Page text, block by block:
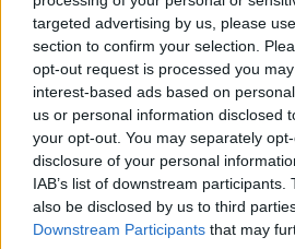
targeted advertising by us, please
section to confirm your selection.
opt-out request is processed you
interest-based ads based on
us or personal information disclosed
your opt-out. You may separately
disclosure of your personal
IAB’s list of downstream
also be disclosed by us to third
Downstream Participants that may
άντρες προσπαθούν να πληρώσουν
Προσφέρομαι να πληρώσω τα μισά,
απογοητεύομαι γιατί βγάζω μόνη μου
κάνω ό,τι θέλω, αυτός συνεχίζει να
πως με πατρονάρει. Συνήθως είναι και
Το να πληρώσεις και για το ραντεβού
πιστεύεις πολύ σε εσένα και πως θα
παραπάνω από τη γοητεία σου».
«Φυσικά και ο άντρας πρέπει να